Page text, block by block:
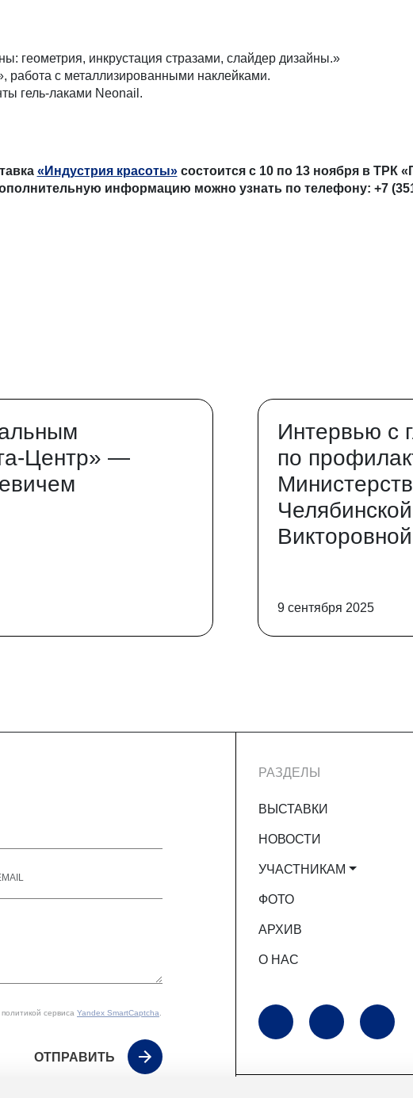
геометрия, инкрустация стразами, слайдер дизайны.»
работа с металлизированными наклейками.
гель-лаками Neonail.
«Индустрия красоты»состоится с 10 по 13 ноября в ТРК
информацию можно узнать по телефону: +7
Центр» —
Интервью с
по
9 сентября 2025
сервиса Yandex SmartCaptcha
ОТПРАВИТЬ
РАЗДЕЛЫ
ВЫСТАВКИ
НОВОСТИ
УЧАСТНИКАМ
ФОТО
АРХИВ
О НАС